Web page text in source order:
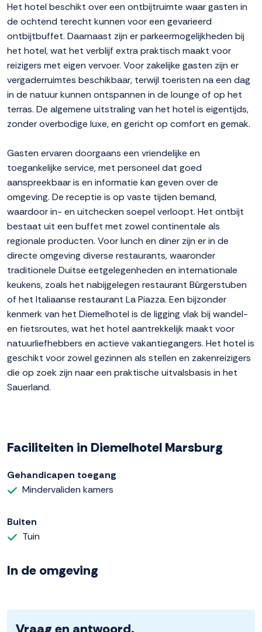
Het hotel beschikt over een ontbijtruimte waar gasten in
de ochtend terecht kunnen voor een gevarieerd
ontbijtbuffet. Daarnaast zijn er parkeermogelijkheden bij
het hotel, wat het verblijf extra praktisch maakt voor
reizigers met eigen vervoer. Voor zakelijke gasten zijn er
vergaderruimtes beschikbaar, terwijl toeristen na een dag
in de natuur kunnen ontspannen in de lounge of op het
terras. De algemene uitstraling van het hotel is eigentijds,
zonder overbodige luxe, en gericht op comfort en gemak.
Gasten ervaren doorgaans een vriendelijke en
toegankelijke service, met personeel dat goed
aanspreekbaar is en informatie kan geven over de
omgeving. De receptie is op vaste tijden bemand,
waardoor in- en uitchecken soepel verloopt. Het ontbijt
bestaat uit een buffet met zowel continentale als
regionale producten. Voor lunch en diner zijn er in de
directe omgeving diverse restaurants, waaronder
traditionele Duitse eetgelegenheden en internationale
keukens, zoals het nabijgelegen restaurant Bürgerstuben
of het Italiaanse restaurant La Piazza. Een bijzonder
kenmerk van het Diemelhotel is de ligging vlak bij wandel-
en fietsroutes, wat het hotel aantrekkelijk maakt voor
natuurliefhebbers en actieve vakantiegangers. Het hotel is
geschikt voor zowel gezinnen als stellen en zakenreizigers
die op zoek zijn naar een praktische uitvalsbasis in het
Sauerland.
Faciliteiten in Diemelhotel Marsburg
Gehandicapen toegang
Mindervaliden kamers
Buiten
Tuin
In de omgeving